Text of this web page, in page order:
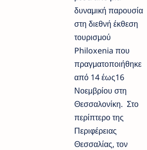
δυναμική παρουσία
στη διεθνή έκθεση
τουρισμού
Philoxenia που
πραγματοποιήθηκε
από 14 έως​16
Νοεμβρίου στη
Θεσσαλονίκη. Στο
περίπτερο της
Περιφέρειας
Θεσσαλίας, τον